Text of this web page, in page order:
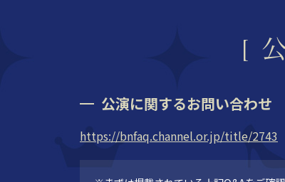
公演に関するお問い合わせ
https://bnfaq.channel.or.jp/title/2743